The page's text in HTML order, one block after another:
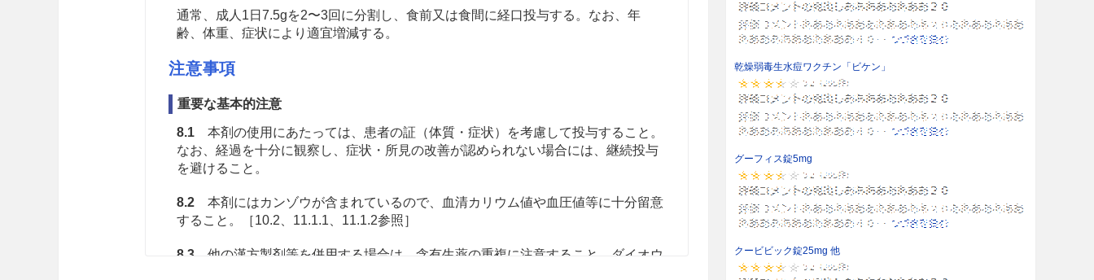
通常、成人1日7.5gを2〜3回に分割し、食前又は食間に経口投与する。なお、年
齢、体重、症状により適宜増減する。
注意事項
重要な基本的注意
8.1本剤の使用にあたっては、患者の証（体質・症状）を考慮して投与すること。
なお、経過を十分に観察し、症状・所見の改善が認められない場合には、継続投与
を避けること。
8.2本剤にはカンゾウが含まれているので、血清カリウム値や血圧値等に十分留意
すること。［10.2、11.1.1、11.1.2参照］
8.3 他の漢方製剤等を併用する場合は、含有生薬の重複に注意すること。ダイオウ
乾燥弱毒生水痘ワクチン「ビケン」
グーフィス錠5mg
クービビック錠25mg 他